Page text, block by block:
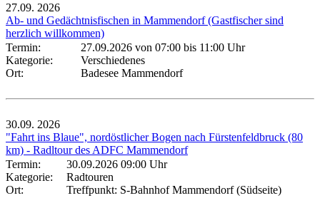
27.09. 2026
Ab- und Gedächtnisfischen in Mammendorf (Gastfischer sind
herzlich willkommen)
Termin:
27.09.2026 von 07:00 bis 11:00 Uhr
Kategorie:
Verschiedenes
Ort:
Badesee Mammendorf
30.09. 2026
"Fahrt ins Blaue", nordöstlicher Bogen nach Fürstenfeldbruck (80
km) - Radltour des ADFC Mammendorf
Termin:
30.09.2026 09:00 Uhr
Kategorie:
Radtouren
Ort:
Treffpunkt: S-Bahnhof Mammendorf (Südseite)